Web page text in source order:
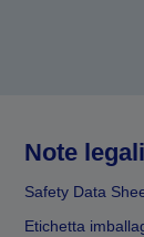
Note legali
Safety Data
Etichetta